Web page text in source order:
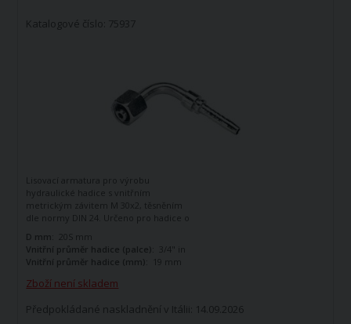
Katalogové číslo: 75937
Zboží není skladem
Předpokládané naskladnění v Itálii: 14.09.2026
Lisovací armatura pro výrobu
hydraulické hadice s vnitřním
metrickým závitem M 30x2, těsněním
dle normy DIN 24. Určeno pro hadice o
stupňů.
D mm:
20S mm
Vnitřní průměr hadice (palce):
3/4" in
Vnitřní průměr hadice (mm):
19 mm